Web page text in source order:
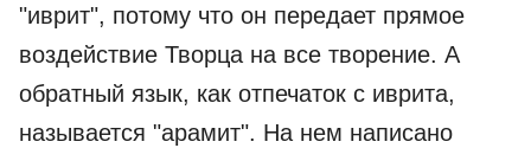
"иврит", потому что он передает прямое
воздействие Творца на все творение. А
обратный язык, как отпечаток с иврита,
называется "арамит". На нем написано